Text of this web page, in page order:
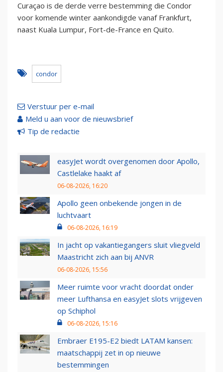
Curaçao is de derde verre bestemming die Condor
voor komende winter aankondigde vanaf Frankfurt,
naast Kuala Lumpur, Fort-de-France en Quito.
condor
Verstuur per e-mail
Meld u aan voor de nieuwsbrief
Tip de redactie
easyJet wordt overgenomen door Apollo,
Castlelake haakt af
06-08-2026, 16:20
Apollo geen onbekende jongen in de
luchtvaart
06-08-2026, 16:19
In jacht op vakantiegangers sluit vliegveld
Maastricht zich aan bij ANVR
06-08-2026, 15:56
Meer ruimte voor vracht doordat onder
meer Lufthansa en easyJet slots vrijgeven
op Schiphol
06-08-2026, 15:16
Embraer E195-E2 biedt LATAM kansen:
maatschappij zet in op nieuwe
bestemmingen